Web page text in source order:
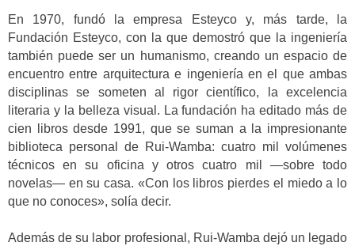
En 1970, fundó la empresa Esteyco y, más tarde, la
Fundación Esteyco, con la que demostró que la ingeniería
también puede ser un humanismo, creando un espacio de
encuentro entre arquitectura e ingeniería en el que ambas
disciplinas se someten al rigor científico, la excelencia
literaria y la belleza visual. La fundación ha editado más de
cien libros desde 1991, que se suman a la impresionante
biblioteca personal de Rui-Wamba: cuatro mil volúmenes
técnicos en su oficina y otros cuatro mil —sobre todo
novelas— en su casa. «Con los libros pierdes el miedo a lo
que no conoces», solía decir.
Además de su labor profesional, Rui-Wamba dejó un legado